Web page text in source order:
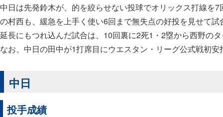
中日は先発鈴木が、的を絞らせない投球でオリックス打線を
の村西も、緩急を上手く使い6回まで無失点の好投を見せて試
延長にもつれ込んだ試合は、10回裏に2死1・2塁から西野の
なお、中日の田中が1打席目にウエスタン・リーグ公式戦初安
中日
投手成績